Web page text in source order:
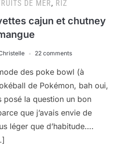
DE MER, RIZ
cajun et chutney
22 comments
des poke bowl (à
de Pokémon, bah oui,
posé la question un bon
que j’avais envie de
léger que d’habitude….